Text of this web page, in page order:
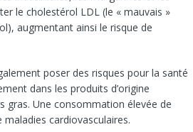
le cholestérol LDL (le « mauvais »
augmentant ainsi le risque de
poser des risques pour la santé
dans les produits d’origine
gras. Une consommation élevée de
cardiovasculaires.